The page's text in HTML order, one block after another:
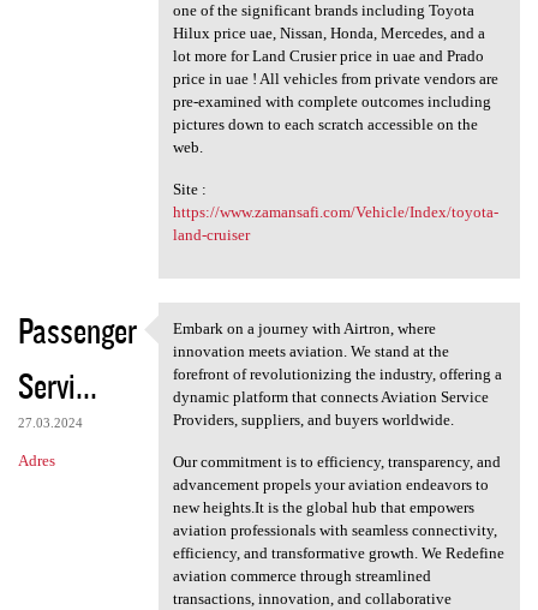
one of the significant brands including Toyota
Hilux price uae, Nissan, Honda, Mercedes, and a
lot more for Land Crusier price in uae and Prado
price in uae ! All vehicles from private vendors are
pre-examined with complete outcomes including
pictures down to each scratch accessible on the
web.
Site :
https://www.zamansafi.com/Vehicle/Index/toyota-
land-cruiser
Passenger
Servi...
27.03.2024
Adres
Embark on a journey with
Embark on a journey with Airtron, where
innovation meets aviation. We stand at the
forefront of revolutionizing the industry, offering a
dynamic platform that connects Aviation Service
Providers, suppliers, and buyers worldwide.
Our commitment is to efficiency, transparency, and
advancement propels your aviation endeavors to
new heights.It is the global hub that empowers
aviation professionals with seamless connectivity,
efficiency, and transformative growth. We Redefine
aviation commerce through streamlined
transactions, innovation, and collaborative